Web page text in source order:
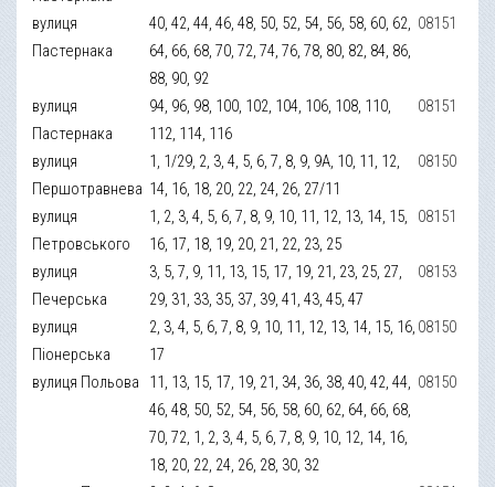
вулиця
Пастернака
40, 42, 44, 46, 48, 50, 52, 54, 56, 58, 60, 62,
64, 66, 68, 70, 72, 74, 76, 78, 80, 82, 84, 86,
88, 90, 92
08151
вулиця
Пастернака
94, 96, 98, 100, 102, 104, 106, 108, 110,
112, 114, 116
08151
вулиця
Першотравнева
1, 1/29, 2, 3, 4, 5, 6, 7, 8, 9, 9А, 10, 11, 12,
14, 16, 18, 20, 22, 24, 26, 27/11
08150
вулиця
Петровського
1, 2, 3, 4, 5, 6, 7, 8, 9, 10, 11, 12, 13, 14, 15,
16, 17, 18, 19, 20, 21, 22, 23, 25
08151
вулиця
Печерська
3, 5, 7, 9, 11, 13, 15, 17, 19, 21, 23, 25, 27,
29, 31, 33, 35, 37, 39, 41, 43, 45, 47
08153
вулиця
Піонерська
2, 3, 4, 5, 6, 7, 8, 9, 10, 11, 12, 13, 14, 15, 16,
17
08150
вулиця Польова
11, 13, 15, 17, 19, 21, 34, 36, 38, 40, 42, 44,
46, 48, 50, 52, 54, 56, 58, 60, 62, 64, 66, 68,
70, 72, 1, 2, 3, 4, 5, 6, 7, 8, 9, 10, 12, 14, 16,
18, 20, 22, 24, 26, 28, 30, 32
08150